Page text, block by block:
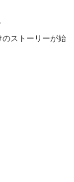
ストーリーが始